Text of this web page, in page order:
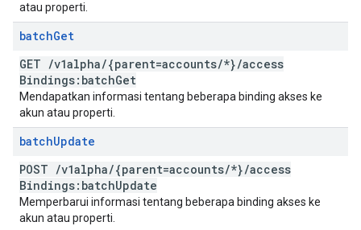
atau properti.
batchGet
GET /v1alpha/{parent=accounts/*}/access
Bindings:batchGet
Mendapatkan informasi tentang beberapa binding akses ke
akun atau properti.
batchUpdate
POST /v1alpha/{parent=accounts/*}/access
Bindings:batchUpdate
Memperbarui informasi tentang beberapa binding akses ke
akun atau properti.